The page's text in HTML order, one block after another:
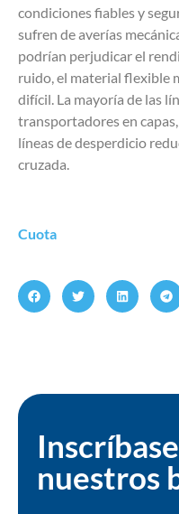
condiciones fiables y
sufren de averías
podrían perjudicar el
ruido, el material flexible
difícil. La mayoría de las
transportadores en
líneas de desperdicio
cruzada.
Cuota
nuestros